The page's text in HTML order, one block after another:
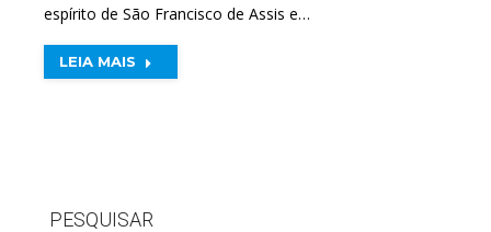
espírito de São Francisco de Assis e…
LEIA MAIS
PESQUISAR